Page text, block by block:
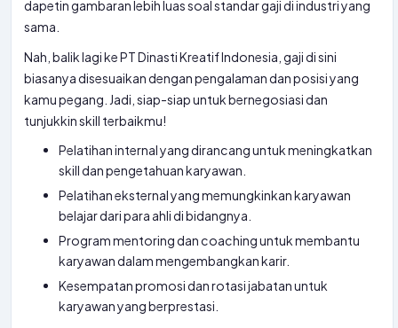
dapetin gambaran lebih luas soal standar gaji di industri yang
sama.
Nah, balik lagi ke PT Dinasti Kreatif Indonesia, gaji di sini
biasanya disesuaikan dengan pengalaman dan posisi yang
kamu pegang. Jadi, siap-siap untuk bernegosiasi dan
tunjukkin skill terbaikmu!
Pelatihan internal yang dirancang untuk meningkatkan
skill dan pengetahuan karyawan.
Pelatihan eksternal yang memungkinkan karyawan
belajar dari para ahli di bidangnya.
Program mentoring dan coaching untuk membantu
karyawan dalam mengembangkan karir.
Kesempatan promosi dan rotasi jabatan untuk
karyawan yang berprestasi.